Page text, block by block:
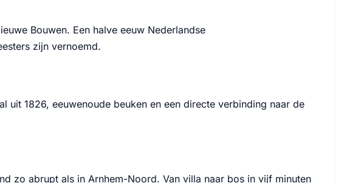
Bouwen. Een halve eeuw Nederlandse
zijn vernoemd.
uit 1826, eeuwenoude beuken en een directe verbinding naar de
zo abrupt als in Arnhem-Noord. Van villa naar bos in vijf minuten